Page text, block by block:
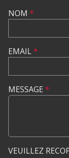
NOM *
EMAIL*
MESSAGE *
VEUILLEZ